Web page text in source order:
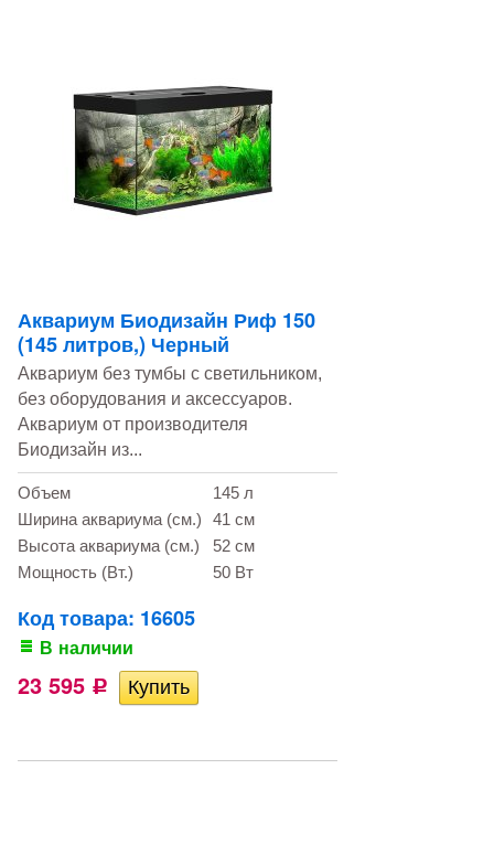
Аквариум Биодизайн Риф 150
(145 литров,) Черный
Аквариум без тумбы с светильником,
без оборудования и аксессуаров.
Аквариум от производителя
Биодизайн из...
Объем
145 л
Ширина аквариума (см.)
41 см
Высота аквариума (см.)
52 см
Мощность (Вт.)
50 Вт
Код товара: 16605
В наличии
23 595 Р